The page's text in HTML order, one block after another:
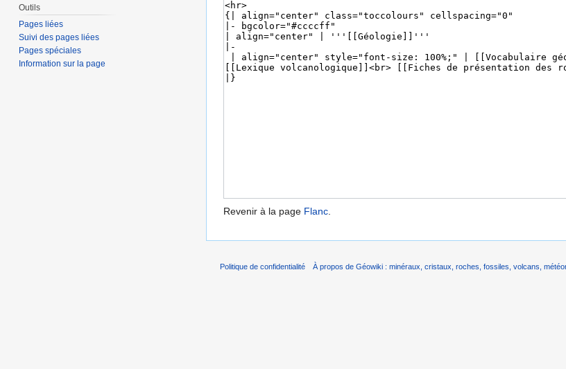
Revenir à la page Flanc.
Outils
Pages liées
Suivi des pages liées
Pages spéciales
Information sur la page
Politique de confidentialité À propos de Géowiki : minéraux, cristaux, roches, fossiles, volcans,